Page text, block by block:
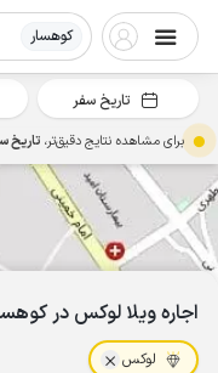
کوهسار
اجاره ویلا لوکس در
لوکس
تاریخ سفر
برای مشاهده نتایج دقیق‌تر، تاریخ